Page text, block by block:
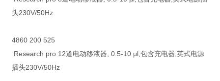
头230V/50Hz
4860 200 525
Research pro 12道电动移液器, 0.5-10 μl,包含充电器,英式电源
插头230V/50Hz